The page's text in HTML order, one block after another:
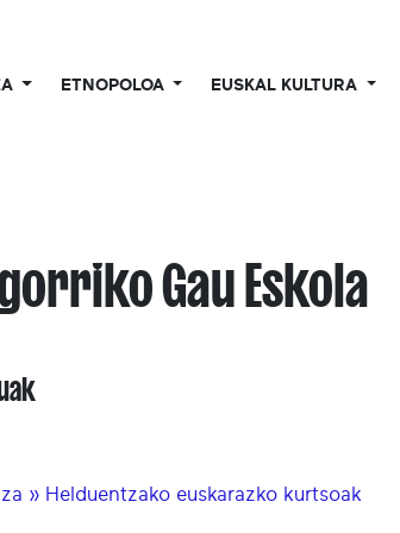
ETNOPOLOA EUSKAL KULTURA
Gau Eskola
» Helduentzako euskarazko kurtsoak